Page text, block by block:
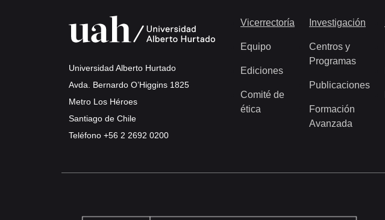
Universidad Alberto Hurtado
Avda. Bernardo O’Higgins 1825
Metro Los Héroes
Santiago de Chile
Teléfono +56 2 2692 0200
Vicerrectoría
Equipo
Ediciones
Comité de
ética
Investigación
Centros y
Programas
Publicaciones
Formación
Avanzada